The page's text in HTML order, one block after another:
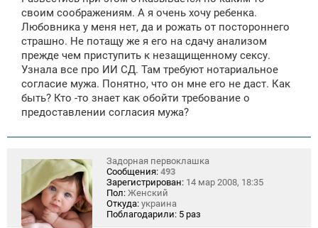
и
своим соображениям. А я очень хочу ребенка.
Любовника у меня нет, да и рожать от постороннего
страшно. Не потащу же я его на сдачу анализом
прежде чем приступить к незащищенному сексу.
Узнала все про ИИ СД. Там требуют нотариальное
согласие мужа. Понятно, что он мне его не даст. Как
быть? Кто -то знает как обойти требование о
предоставлении согласия мужа?
Задорная первоклашка
Сообщения: 493
Зарегистрирован: 14 мар 2008, 18:35
Пол: Женский
Откуда: украина
Поблагодарили: 5 раз